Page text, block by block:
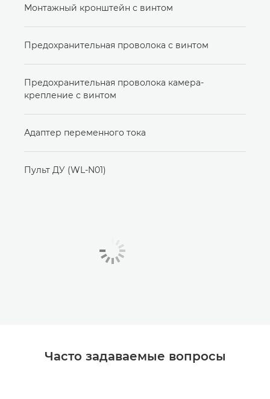
Монтажный кронштейн с винтом
Предохранительная проволока с винтом
Предохранительная проволока камера-
крепление с винтом
Адаптер переменного тока
Пульт ДУ (WL-N01)
Часто задаваемые вопросы